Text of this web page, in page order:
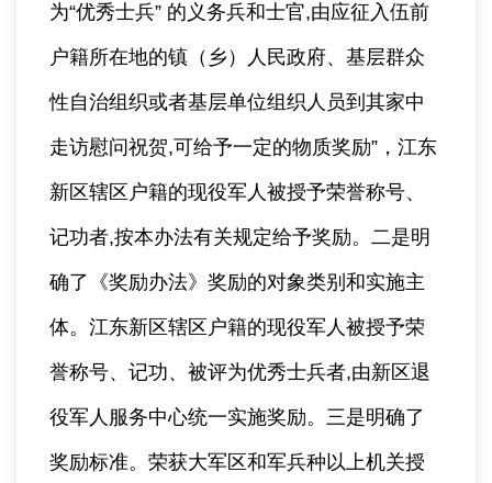
为“优秀士兵” 的义务兵和士官,由应征入伍前
户籍所在地的镇（乡）人民政府、基层群众
性自治组织或者基层单位组织人员到其家中
走访慰问祝贺,可给予一定的物质奖励”，江东
新区辖区户籍的现役军人被授予荣誉称号、
记功者,按本办法有关规定给予奖励。二是明
确了《奖励办法》奖励的对象类别和实施主
体。江东新区辖区户籍的现役军人被授予荣
誉称号、记功、被评为优秀士兵者,由新区退
役军人服务中心统一实施奖励。三是明确了
奖励标准。荣获大军区和军兵种以上机关授